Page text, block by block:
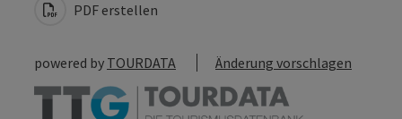
PDF erstellen
powered by TOURDATA Änderung vorschlagen